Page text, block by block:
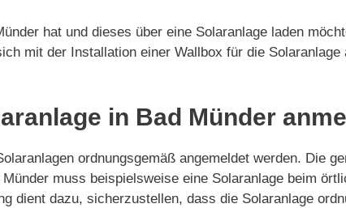
hat und dieses über eine Solaranlage laden
mit der Installation einer Wallbox für die Solaranlage
in Bad Münder
ordnungsgemäß angemeldet werden. Die
muss beispielsweise eine Solaranlage beim
dient dazu, sicherzustellen, dass die Solaranlage